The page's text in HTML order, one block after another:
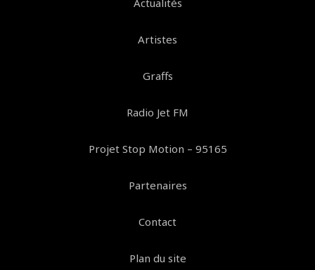
Actualités
Artistes
Graffs
Radio Jet FM
Projet Stop Motion – 95165
Partenaires
Contact
Plan du site